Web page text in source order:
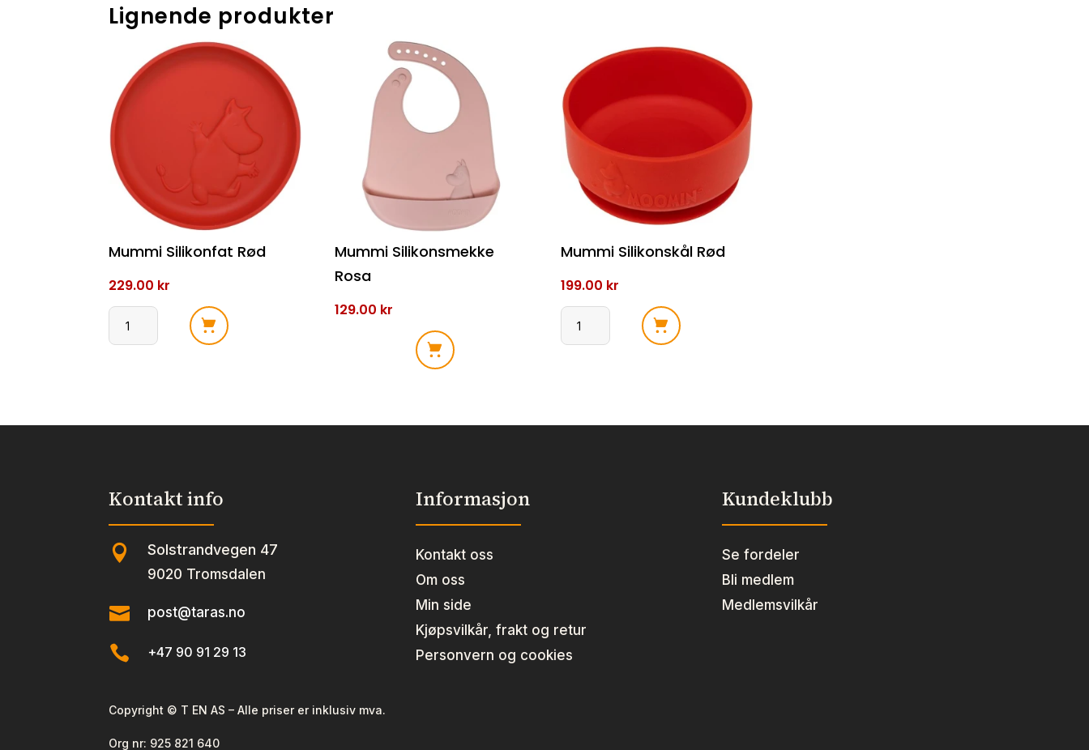
Lignende produkter
Mummi Silikonfat Rød
229.00 kr
Mummi
Mummi Silikonsmekke
Rosa
129.00 kr
antall
Mummi Silikonskål Rød
199.00 kr
Mummi
Kontakt info
 Solstrandvegen 47
9020 Tromsdalen
 post@taras.no
 +47 90 91 29 13
Informasjon
Kontakt oss
Om oss
Min side
Kjøpsvilkår, frakt og retur
Personvern og cookies
Kundeklubb
Se fordeler
Bli medlem
Medlemsvilkår
Copyright © T EN AS – Alle priser er inklusiv mva.
Org nr: 925 821 640